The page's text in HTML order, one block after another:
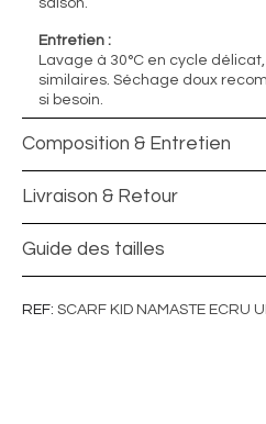
saison.
Entretien :
Lavage à 30°C en cycle
similaires. Séchage doux
si besoin.
Composition & Entretien
Livraison & Retour
Guide des tailles
REF SCARF KID NAMASTE ECRU